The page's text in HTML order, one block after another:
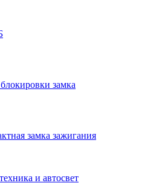
замка
замка зажигания
и автосвет